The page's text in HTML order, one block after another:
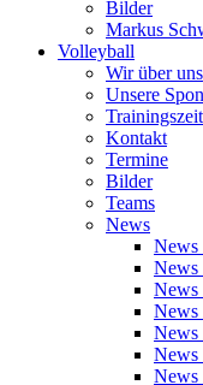
Bilder
Markus
Volleyball
Wir über uns
Unsere
Kontakt
Termine
Bilder
Teams
News
News
News
News
News
News
News
News